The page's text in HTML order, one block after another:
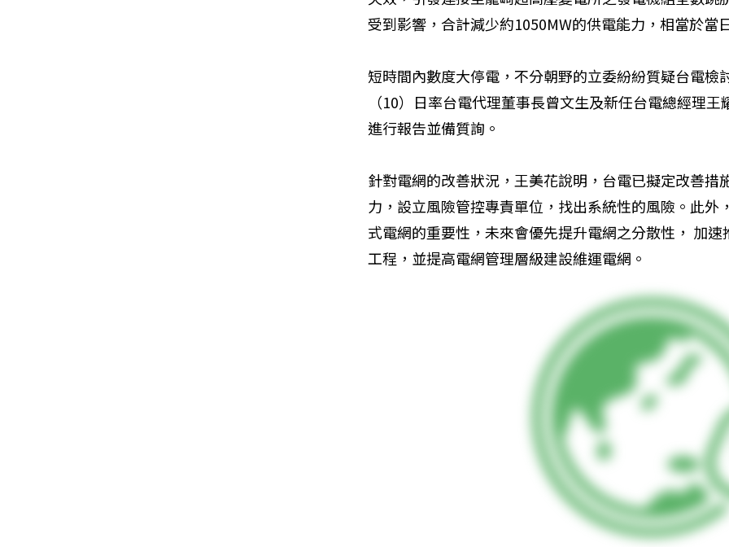
受到影響，合計減少約1050MW的供電能力，相當於當
短時間內數度大停電，不分朝野的立委紛紛質疑台電檢
（10）日率台電代理董事長曾文生及新任台電總經理
進行報告並備質詢。
針對電網的改善狀況，王美花說明，台電已擬定改善措
力，設立風險管控專責單位，找出系統性的風險。此外
式電網的重要性，未來會優先提升電網之分散性， 加
工程，並提高電網管理層級建設維運電網。